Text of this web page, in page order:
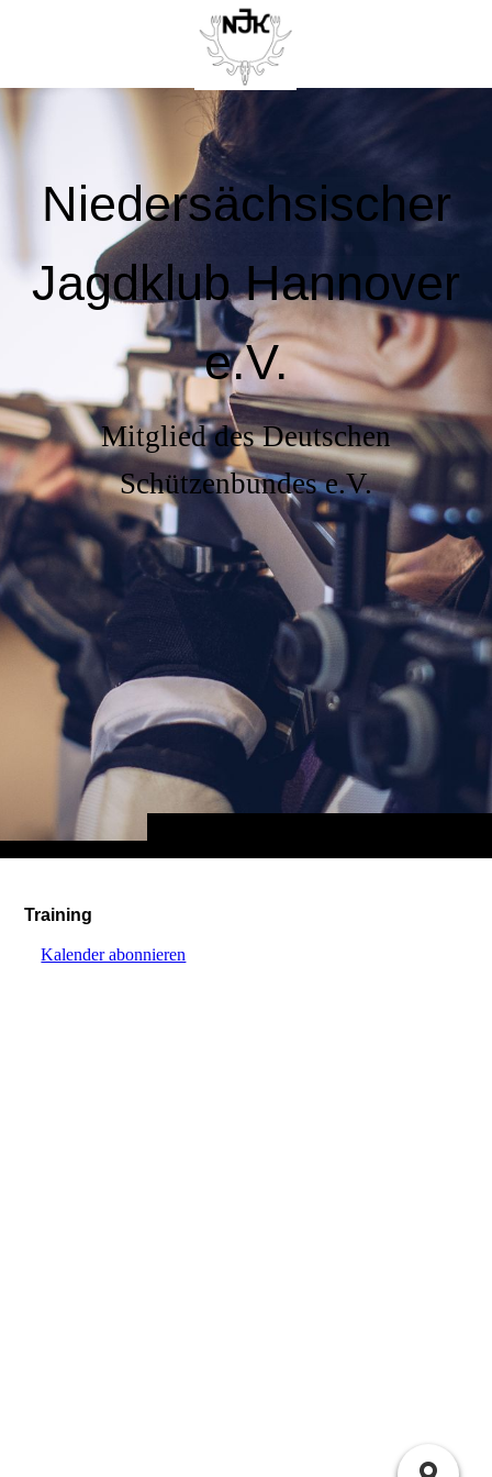
Niedersächsischer
Jagdklub Hannover
e.V.
Mitglied des Deutschen
Schützenbundes e.V.
Training
Kalender abonnieren